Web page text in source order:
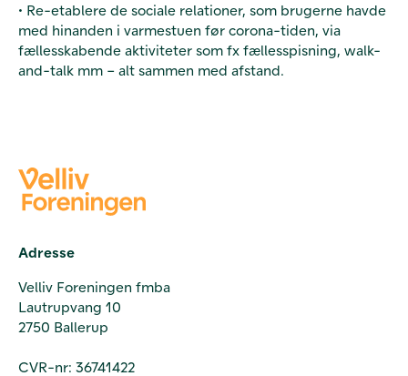
• Re-etablere de sociale relationer, som brugerne havde
med hinanden i varmestuen før corona-tiden, via
fællesskabende aktiviteter som fx fællesspisning, walk-
and-talk mm – alt sammen med afstand.
Adresse
Velliv Foreningen fmba
Lautrupvang 10
2750 Ballerup
CVR-nr: 36741422